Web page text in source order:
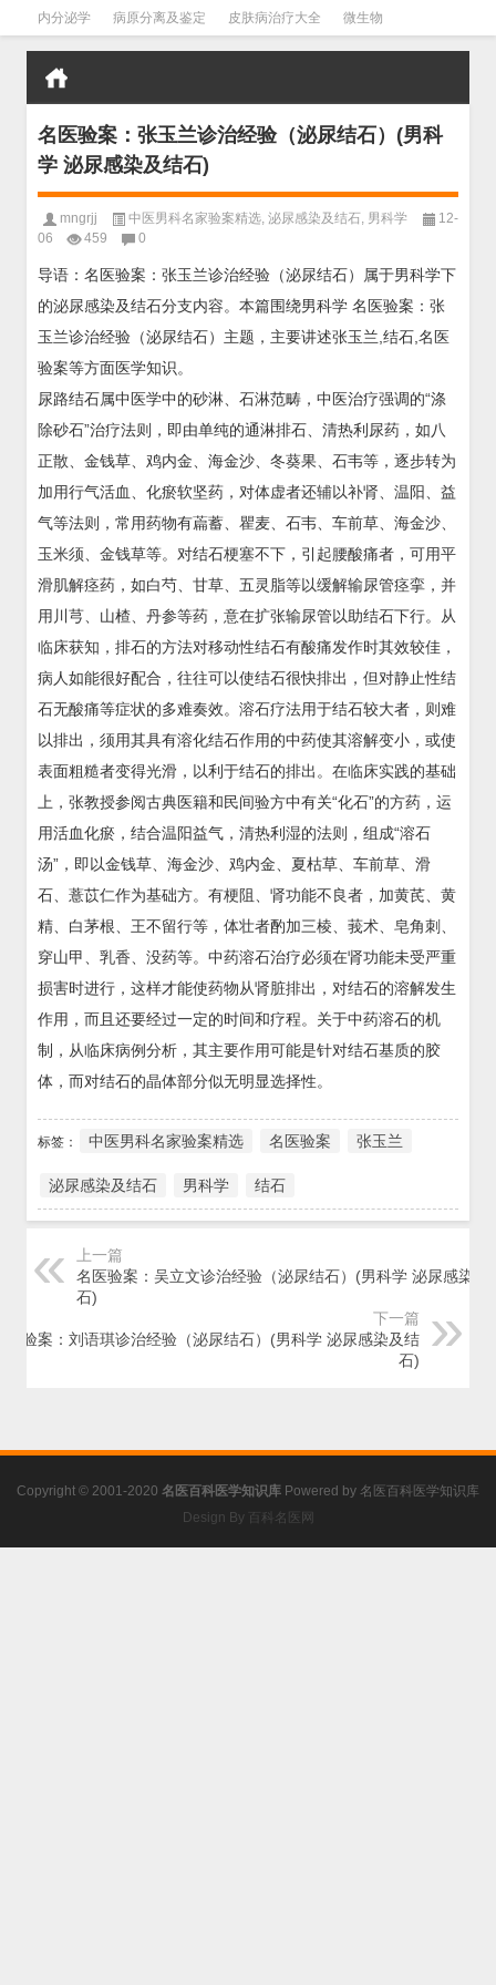
内分泌学 病原分离及鉴定 皮肤病治疗大全 微生物
皮肤病学 男科学 血液病学 心血管 口腔医学 禁戒毒品
名医验案：张玉兰诊治经验（泌尿结石）(男科
学 泌尿感染及结石)
mngrjj 中医男科名家验案精选, 泌尿感染及结石, 男科学
12-
06
459 0
导语：名医验案：张玉兰诊治经验（泌尿结石）属于男科学下
的泌尿感染及结石分支内容。本篇围绕男科学 名医验案：张
玉兰诊治经验（泌尿结石）主题，主要讲述张玉兰,结石,名医
验案等方面医学知识。
尿路结石属中医学中的砂淋、石淋范畴，中医治疗强调的“涤
除砂石”治疗法则，即由单纯的通淋排石、清热利尿药，如八
正散、金钱草、鸡内金、海金沙、冬葵果、石韦等，逐步转为
加用行气活血、化瘀软坚药，对体虚者还辅以补肾、温阳、益
气等法则，常用药物有萹蓄、瞿麦、石韦、车前草、海金沙、
玉米须、金钱草等。对结石梗塞不下，引起腰酸痛者，可用平
滑肌解痉药，如白芍、甘草、五灵脂等以缓解输尿管痉挛，并
用川芎、山楂、丹参等药，意在扩张输尿管以助结石下行。从
临床获知，排石的方法对移动性结石有酸痛发作时其效较佳，
病人如能很好配合，往往可以使结石很快排出，但对静止性结
石无酸痛等症状的多难奏效。溶石疗法用于结石较大者，则难
以排出，须用其具有溶化结石作用的中药使其溶解变小，或使
表面粗糙者变得光滑，以利于结石的排出。在临床实践的基础
上，张教授参阅古典医籍和民间验方中有关“化石”的方药，运
用活血化瘀，结合温阳益气，清热利湿的法则，组成“溶石
汤”，即以金钱草、海金沙、鸡内金、夏枯草、车前草、滑
石、薏苡仁作为基础方。有梗阻、肾功能不良者，加黄芪、黄
精、白茅根、王不留行等，体壮者酌加三棱、莪术、皂角刺、
穿山甲、乳香、没药等。中药溶石治疗必须在肾功能未受严重
损害时进行，这样才能使药物从肾脏排出，对结石的溶解发生
作用，而且还要经过一定的时间和疗程。关于中药溶石的机
制，从临床病例分析，其主要作用可能是针对结石基质的胶
体，而对结石的晶体部分似无明显选择性。
标签： 中医男科名家验案精选 名医验案 张玉兰
泌尿感染及结石 男科学 结石
上一篇
名医验案：吴立文诊治经验（泌尿结石）(男科学 泌尿感染及
石)
下一篇
医验案：刘语琪诊治经验（泌尿结石）(男科学 泌尿感染及结
石)
Copyright © 2001-2020 名医百科医学知识库 Powered by 名医百科医学知识库
Design By 百科名医网